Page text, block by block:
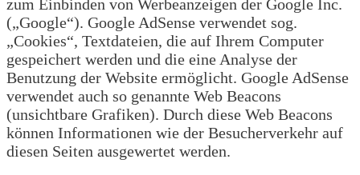
zum Einbinden von Werbeanzeigen der Google Inc.
(„Google“). Google AdSense verwendet sog.
„Cookies“, Textdateien, die auf Ihrem Computer
gespeichert werden und die eine Analyse der
Benutzung der Website ermöglicht. Google AdSense
verwendet auch so genannte Web Beacons
(unsichtbare Grafiken). Durch diese Web Beacons
können Informationen wie der Besucherverkehr auf
diesen Seiten ausgewertet werden.